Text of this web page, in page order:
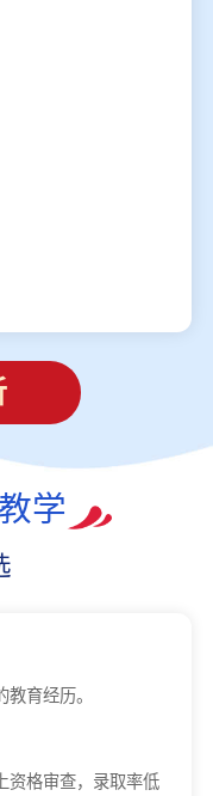
学
育经历。
资格审查，录取率低